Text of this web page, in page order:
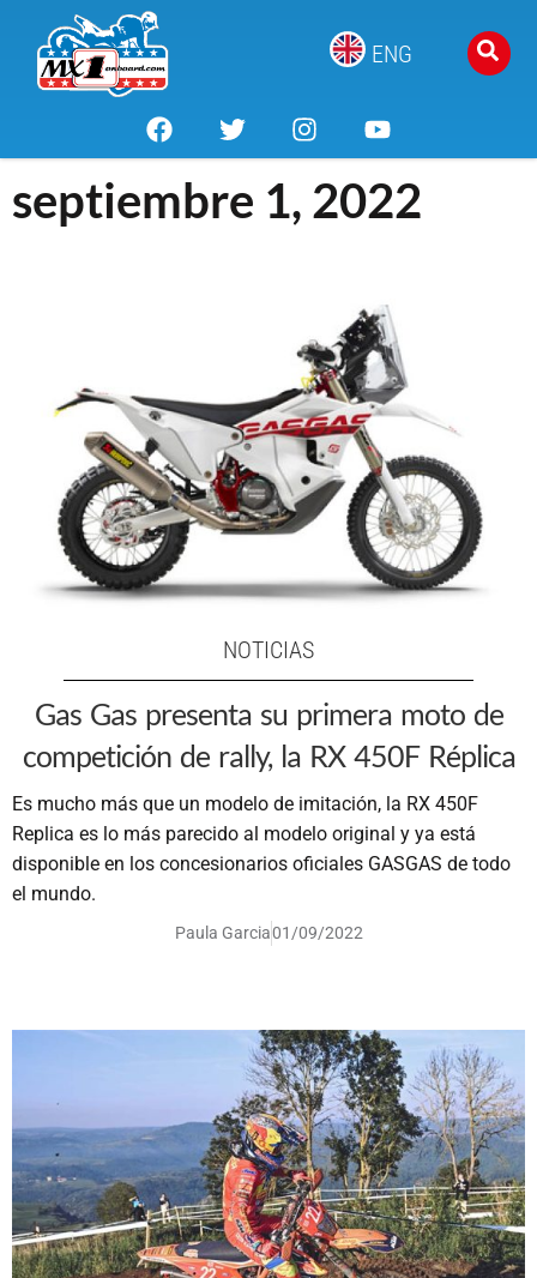
ENG
septiembre 1, 2022
NOTICIAS
Gas Gas presenta su primera moto de
competición de rally, la RX 450F Réplica
Es mucho más que un modelo de imitación, la RX 450F
Replica es lo más parecido al modelo original y ya está
disponible en los concesionarios oficiales GASGAS de todo
el mundo.
Paula Garcia01/09/2022